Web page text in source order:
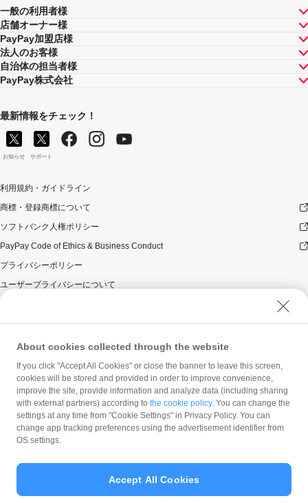
一般の利用者様
店舗オーナー様
PayPay加盟店様
法人のお客様
自治体の担当者様
PayPay株式会社
最新情報をチェック！
お知らせ サポート
利用規約・ガイドライン
商標・登録商標について
ソフトバンク人権ポリシー
PayPay Code of Ethics & Business Conduct
プライバシーポリシー
ユーザープライバシーについて
ウェブサイト利用規約
反社会的勢力に対する方針
勧誘方針
マネロン等基本方針
カスタマーハラスメントに関する当社の考え方
© PayPay Corporation
About cookies collected through the website
If you click "Accept All Cookies" or close the banner to leave this screen,
cookies will be stored and provided in order to improve convenience,
improve the site, provide information and analyze data (including sharing
with external partners) according to the cookie policy. You can change the
settings at any time from "Cookie Settings" in Privacy Policy. You can
change app tracking preferences using the advertisement identifier from
OS settings.
Accept All Cookies